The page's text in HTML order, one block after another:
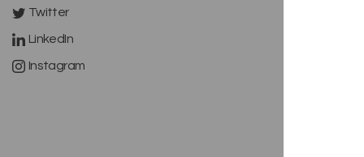
Twitter
LinkedIn
Instagram